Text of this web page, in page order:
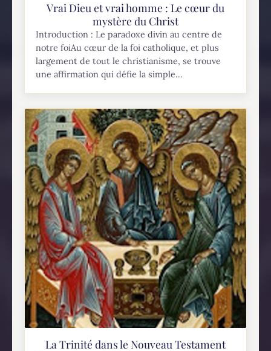
Vrai Dieu et vrai homme : Le cœur du
mystère du Christ
Introduction : Le paradoxe divin au centre de
notre foiAu cœur de la foi catholique, et plus
largement de tout le christianisme, se trouve
une affirmation qui défie la simple...
La Trinité dans le Nouveau Testament